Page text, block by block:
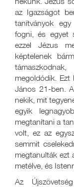
az Igazságot
tanítványok
fogni, és egyet
ezzel Jézus
képtelenek
megoldódik.
János 21-ben.
nekik, mit
egyik
megtanítani a
volt, ez az
semmit
megtanulták ezt
metélve, és
Az